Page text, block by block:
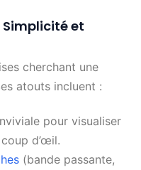
Simplicité et
cherchant une
atouts incluent :
pour visualiser
d’œil.
(bande passante,